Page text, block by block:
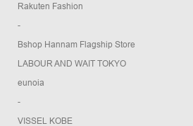
Rakuten Fashion
-
Bshop Hannam Flagship Store
LABOUR AND WAIT TOKYO
eunoia
-
VISSEL KOBE